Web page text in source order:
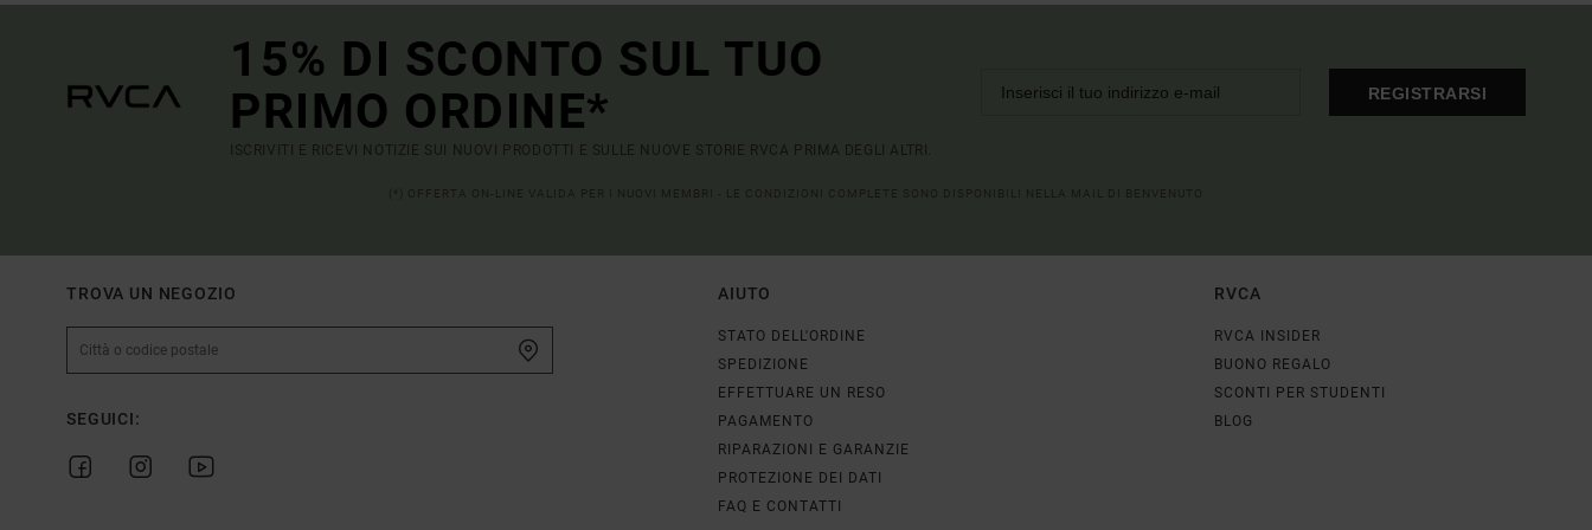
15% DI SCONTO SUL TUO
PRIMO ORDINE*
ISCRIVITI E RICEVI NOTIZIE SUI NUOVI PRODOTTI E SULLE NUOVE STORIE RVCA PRIMA DEGLI ALTRI.
REGISTRARSI
TROVA UN NEGOZIO
SEGUICI:
AIUTO
STATO DELL'ORDINE
SPEDIZIONE
EFFETTUARE UN RESO
PAGAMENTO
RIPARAZIONI E GARANZIE
PROTEZIONE DEI DATI
FAQ E CONTATTI
RVCA
RVCA INSIDER
BUONO REGALO
SCONTI PER STUDENTI
BLOG